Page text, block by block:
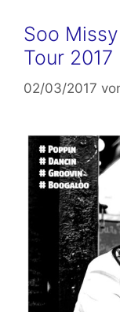
Soo
Tour 2017
02/03/2017